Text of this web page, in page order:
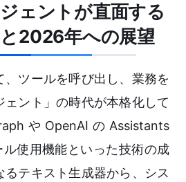
ェントが直面する
と2026年への展望
、ツールを呼び出し、業務を
ェント」の時代が本格化して
やOpenAIのAssistants
使用機能といった技術の成
テキスト生成器から、シス